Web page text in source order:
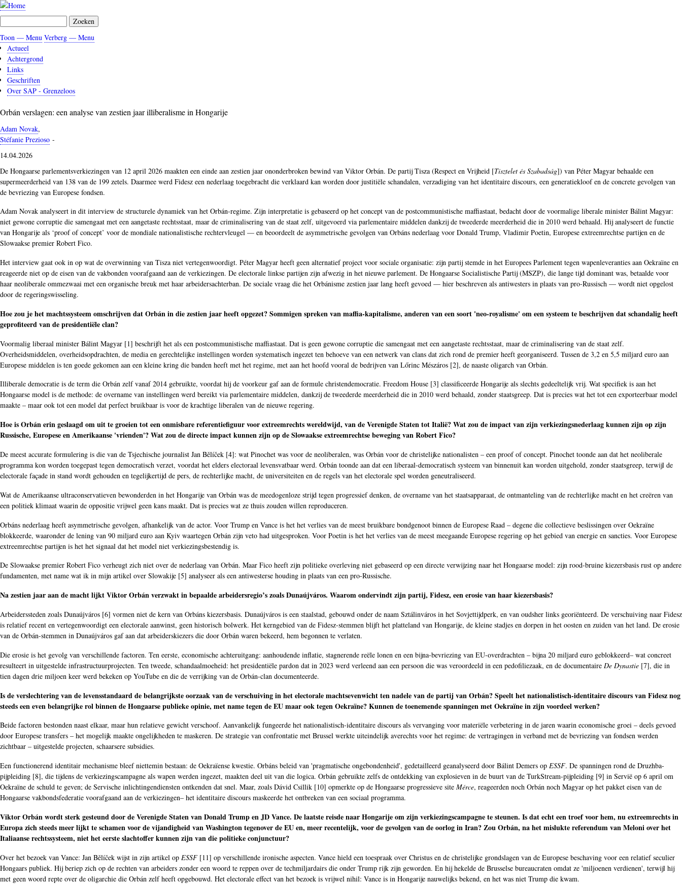
Overslaan
en
naar
de
inhoud
gaan
Menu
Toon — Menu Verberg — Menu
Actueel
Achtergrond
Links
Geschriften
Over SAP - Grenzeloos
Orbán verslagen: een analyse van zestien jaar illiberalisme in Hongarije
Adam Novak,
Stéfanie Prezioso -
14.04.2026
De Hongaarse parlementsverkiezingen van 12 april 2026 maakten een einde aan zestien jaar ononderbroken bewind van Viktor Orbán. De partij Tisza (Respect en Vrijheid [Tisztelet és Szabadság]) van Péter Magyar behaalde een
supermeerderheid van 138 van de 199 zetels. Daarmee werd Fidesz een nederlaag toegebracht die verklaard kan worden door justitiële schandalen, verzadiging van het identitaire discours, een generatiekloof en de concrete gevolgen van
de bevriezing van Europese fondsen.
Adam Novak analyseert in dit interview de structurele dynamiek van het Orbán-regime. Zijn interpretatie is gebaseerd op het concept van de postcommunistische maffiastaat, bedacht door de voormalige liberale minister Bálint Magyar:
niet gewone corruptie die samengaat met een aangetaste rechtsstaat, maar de criminalisering van de staat zelf, uitgevoerd via parlementaire middelen dankzij de tweederde meerderheid die in 2010 werd behaald. Hij analyseert de functie
van Hongarije als ‘proof of concept’ voor de mondiale nationalistische rechtervleugel — en beoordeelt de asymmetrische gevolgen van Orbáns nederlaag voor Donald Trump, Vladimir Poetin, Europese extreemrechtse partijen en de
Slowaakse premier Robert Fico.
Het interview gaat ook in op wat de overwinning van Tisza niet vertegenwoordigt. Péter Magyar heeft geen alternatief project voor sociale organisatie: zijn partij stemde in het Europees Parlement tegen wapenleveranties aan Oekraïne en
reageerde niet op de eisen van de vakbonden voorafgaand aan de verkiezingen. De electorale linkse partijen zijn afwezig in het nieuwe parlement. De Hongaarse Socialistische Partij (MSZP), die lange tijd dominant was, betaalde voor
haar neoliberale ommezwaai met een organische breuk met haar arbeidersachterban. De sociale vraag die het Orbánisme zestien jaar lang heeft gevoed — hier beschreven als antiwesters in plaats van pro-Russisch — wordt niet opgelost
door de regeringswisseling.
Hoe zou je het machtssysteem omschrijven dat Orbán in die zestien jaar heeft opgezet? Sommigen spreken van maffia-kapitalisme, anderen van een soort 'neo-royalisme' om een systeem te beschrijven dat schandalig heeft
geprofiteerd van de presidentiële clan?
Voormalig liberaal minister Bálint Magyar [1] beschrijft het als een postcommunistische maffiastaat. Dat is geen gewone corruptie die samengaat met een aangetaste rechtsstaat, maar de criminalisering van de staat zelf.
Overheidsmiddelen, overheidsopdrachten, de media en gerechtelijke instellingen worden systematisch ingezet ten behoeve van een netwerk van clans dat zich rond de premier heeft georganiseerd. Tussen de 3,2 en 5,5 miljard euro aan
Europese middelen is ten goede gekomen aan een kleine kring die banden heeft met het regime, met aan het hoofd vooral de bedrijven van Lőrinc Mészáros [2], de naaste oligarch van Orbán.
Illiberale democratie is de term die Orbán zelf vanaf 2014 gebruikte, voordat hij de voorkeur gaf aan de formule christendemocratie. Freedom House [3] classificeerde Hongarije als slechts gedeeltelijk vrij. Wat specifiek is aan het
Hongaarse model is de methode: de overname van instellingen werd bereikt via parlementaire middelen, dankzij de tweederde meerderheid die in 2010 werd behaald, zonder staatsgreep. Dat is precies wat het tot een exporteerbaar model
maakte – maar ook tot een model dat perfect bruikbaar is voor de krachtige liberalen van de nieuwe regering.
Hoe is Orbán erin geslaagd om uit te groeien tot een onmisbare referentiefiguur voor extreemrechts wereldwijd, van de Verenigde Staten tot Italië? Wat zou de impact van zijn verkiezingsnederlaag kunnen zijn op zijn
Russische, Europese en Amerikaanse 'vrienden'? Wat zou de directe impact kunnen zijn op de Slowaakse extreemrechtse beweging van Robert Fico?
De meest accurate formulering is die van de Tsjechische journalist Jan Bělíček [4]: wat Pinochet was voor de neoliberalen, was Orbán voor de christelijke nationalisten – een proof of concept. Pinochet toonde aan dat het neoliberale
programma kon worden toegepast tegen democratisch verzet, voordat het elders electoraal levensvatbaar werd. Orbán toonde aan dat een liberaal-democratisch systeem van binnenuit kan worden uitgehold, zonder staatsgreep, terwijl de
electorale façade in stand wordt gehouden en tegelijkertijd de pers, de rechterlijke macht, de universiteiten en de regels van het electorale spel worden geneutraliseerd.
Wat de Amerikaanse ultraconservatieven bewonderden in het Hongarije van Orbán was de meedogenloze strijd tegen progressief denken, de overname van het staatsapparaat, de ontmanteling van de rechterlijke macht en het creëren van
een politiek klimaat waarin de oppositie vrijwel geen kans maakt. Dat is precies wat ze thuis zouden willen reproduceren.
Orbáns nederlaag heeft asymmetrische gevolgen, afhankelijk van de actor. Voor Trump en Vance is het het verlies van de meest bruikbare bondgenoot binnen de Europese Raad – degene die collectieve beslissingen over Oekraïne
blokkeerde, waaronder de lening van 90 miljard euro aan Kyiv waartegen Orbán zijn veto had uitgesproken. Voor Poetin is het het verlies van de meest meegaande Europese regering op het gebied van energie en sancties. Voor Europese
extreemrechtse partijen is het het signaal dat het model niet verkiezingsbestendig is.
De Slowaakse premier Robert Fico verheugt zich niet over de nederlaag van Orbán. Maar Fico heeft zijn politieke overleving niet gebaseerd op een directe verwijzing naar het Hongaarse model: zijn rood-bruine kiezersbasis rust op andere
fundamenten, met name wat ik in mijn artikel over Slowakije [5] analyseer als een antiwesterse houding in plaats van een pro-Russische.
Na zestien jaar aan de macht lijkt Viktor Orbán verzwakt in bepaalde arbeidersregio’s zoals Dunaújváros. Waarom ondervindt zijn partij, Fidesz, een erosie van haar kiezersbasis?
Arbeiderssteden zoals Dunaújváros [6] vormen niet de kern van Orbáns kiezersbasis. Dunaújváros is een staalstad, gebouwd onder de naam Sztálinváros in het Sovjettijdperk, en van oudsher links georiënteerd. De verschuiving naar Fidesz
is relatief recent en vertegenwoordigt een electorale aanwinst, geen historisch bolwerk. Het kerngebied van de Fidesz-stemmen blijft het platteland van Hongarije, de kleine stadjes en dorpen in het oosten en zuiden van het land. De erosie
van de Orbán-stemmen in Dunaújváros gaf aan dat arbeiderskiezers die door Orbán waren bekeerd, hem begonnen te verlaten.
Die erosie is het gevolg van verschillende factoren. Ten eerste, economische achteruitgang: aanhoudende inflatie, stagnerende reële lonen en een bijna-bevriezing van EU-overdrachten – bijna 20 miljard euro geblokkeerd– wat concreet
resulteert in uitgestelde infrastructuurprojecten. Ten tweede, schandaalmoeheid: het presidentiële pardon dat in 2023 werd verleend aan een persoon die was veroordeeld in een pedofiliezaak, en de documentaire De Dynastie [7], die in
tien dagen drie miljoen keer werd bekeken op YouTube en die de verrijking van de Orbán-clan documenteerde.
Is de verslechtering van de levensstandaard de belangrijkste oorzaak van de verschuiving in het electorale machtsevenwicht ten nadele van de partij van Orbán? Speelt het nationalistisch-identitaire discours van Fidesz nog
steeds een even belangrijke rol binnen de Hongaarse publieke opinie, met name tegen de EU maar ook tegen Oekraïne? Kunnen de toenemende spanningen met Oekraïne in zijn voordeel werken?
Beide factoren bestonden naast elkaar, maar hun relatieve gewicht verschoof. Aanvankelijk fungeerde het nationalistisch-identitaire discours als vervanging voor materiële verbetering in de jaren waarin economische groei – deels gevoed
door Europese transfers – het mogelijk maakte ongelijkheden te maskeren. De strategie van confrontatie met Brussel werkte uiteindelijk averechts voor het regime: de vertragingen in verband met de bevriezing van fondsen werden
zichtbaar – uitgestelde projecten, schaarsere subsidies.
Een functionerend identitair mechanisme bleef niettemin bestaan: de Oekraïense kwestie. Orbáns beleid van 'pragmatische ongebondenheid', gedetailleerd geanalyseerd door Bálint Demers op ESSF. De spanningen rond de Druzhba-
pijpleiding [8], die tijdens de verkiezingscampagne als wapen werden ingezet, maakten deel uit van die logica. Orbán gebruikte zelfs de ontdekking van explosieven in de buurt van de TurkStream-pijpleiding [9] in Servië op 6 april om
Oekraïne de schuld te geven; de Servische inlichtingendiensten ontkenden dat snel. Maar, zoals Dávid Csillik [10] opmerkte op de Hongaarse progressieve site Mérce, reageerden noch Orbán noch Magyar op het pakket eisen van de
Hongaarse vakbondsfederatie voorafgaand aan de verkiezingen– het identitaire discours maskeerde het ontbreken van een sociaal programma.
Viktor Orbán wordt sterk gesteund door de Verenigde Staten van Donald Trump en JD Vance. De laatste reisde naar Hongarije om zijn verkiezingscampagne te steunen. Is dat echt een troef voor hem, nu extreemrechts in
Europa zich steeds meer lijkt te schamen voor de vijandigheid van Washington tegenover de EU en, meer recentelijk, voor de gevolgen van de oorlog in Iran? Zou Orbán, na het mislukte referendum van Meloni over het
Italiaanse rechtssysteem, niet het eerste slachtoffer kunnen zijn van die politieke conjunctuur?
Over het bezoek van Vance: Jan Bělíček wijst in zijn artikel op ESSF [11] op verschillende ironische aspecten. Vance hield een toespraak over Christus en de christelijke grondslagen van de Europese beschaving voor een relatief seculier
Hongaars publiek. Hij beriep zich op de rechten van arbeiders zonder een woord te reppen over de techmiljardairs die onder Trump rijk zijn geworden. En hij hekelde de Brusselse bureaucraten omdat ze 'miljoenen verdienen', terwijl hij
met geen woord repte over de oligarchie die Orbán zelf heeft opgebouwd. Het electorale effect van het bezoek is vrijwel nihil: Vance is in Hongarije nauwelijks bekend, en het was niet Trump die kwam.